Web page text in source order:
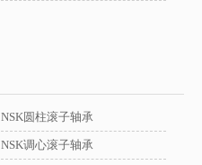
NSK圆柱滚子轴承
NSK调心滚子轴承